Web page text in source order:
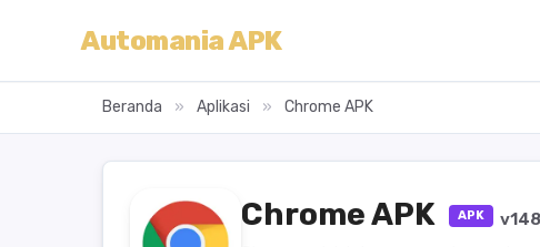
Automania APK
Beranda » Aplikasi » Chrome APK
Chrome APK APK